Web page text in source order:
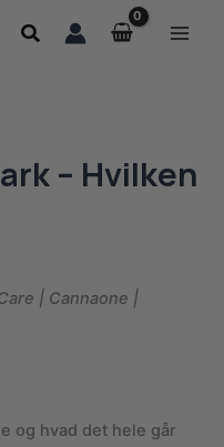
Søg
– Hvilken
| Cannaone |
og hvad det hele går